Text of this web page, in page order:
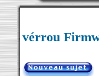
vérrou